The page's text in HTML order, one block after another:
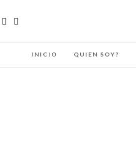
INICIO QUIEN SOY?